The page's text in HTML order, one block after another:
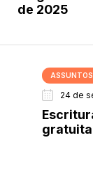
de 2025
24 de